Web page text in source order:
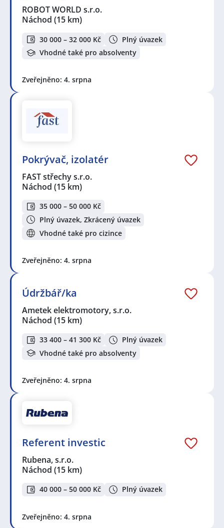
ROBOT WORLD s.r.o.
Náchod (15 km)
30 000 – 32 000 Kč
Plný úvazek
Vhodné také pro absolventy
Zveřejněno: 4. srpna
Pokrývač, izolatér
FAST střechy s.r.o.
Náchod (15 km)
35 000 – 50 000 Kč
Plný úvazek, Zkrácený úvazek
Vhodné také pro cizince
Zveřejněno: 4. srpna
Údržbář/ka
Ametek elektromotory, s.r.o.
Náchod (15 km)
33 400 – 41 300 Kč
Plný úvazek
Vhodné také pro absolventy
Zveřejněno: 4. srpna
Referent investic
Rubena, s.r.o.
Náchod (15 km)
40 000 – 50 000 Kč Plný úvazek
Zveřejněno: 4. srpna